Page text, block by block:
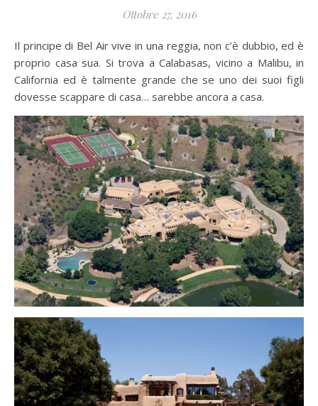
Ottobre 27, 2016
Il principe di Bel Air vive in una reggia, non c’è dubbio, ed è
proprio casa sua. Si trova a Calabasas, vicino a Malibu, in
California ed è talmente grande che se uno dei suoi figli
dovesse scappare di casa… sarebbe ancora a casa.